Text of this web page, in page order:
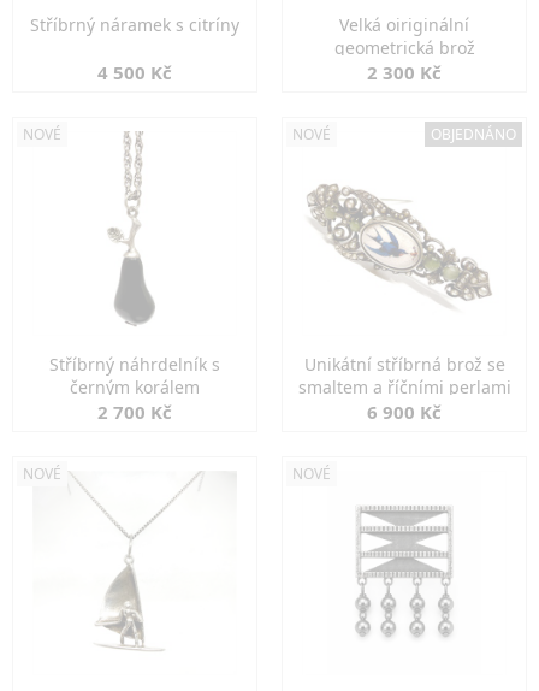
Stříbrný náramek s citríny
4 500 Kč
Velká oiriginální
geometrická brož
2 300 Kč
NOVÉ
Stříbrný náhrdelník s
černým korálem
2 700 Kč
NOVÉ OBJEDNÁNO
Unikátní stříbrná brož se
smaltem a říčními perlami
6 900 Kč
NOVÉ NOVÉ